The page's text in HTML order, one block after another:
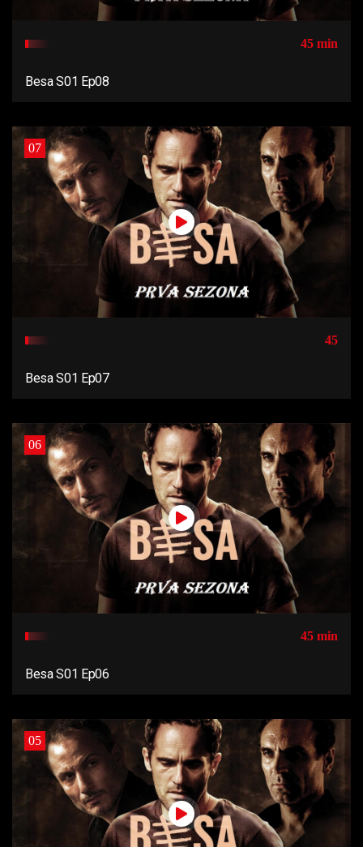
45 min
Besa S01 Ep08
07
45
Besa S01 Ep07
06
45 min
Besa S01 Ep06
05